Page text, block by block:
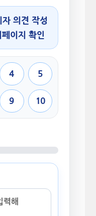
의견 작성
이지 확인
4 5
9 10